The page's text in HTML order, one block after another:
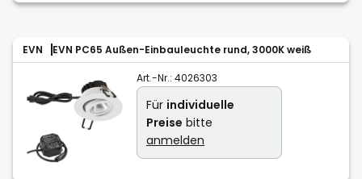
EVN EVN PC65 Außen-Einbauleuchte rund, 3000K weiß
Art.-Nr.: 4026303
Für individuelle
Preise bitte
anmelden